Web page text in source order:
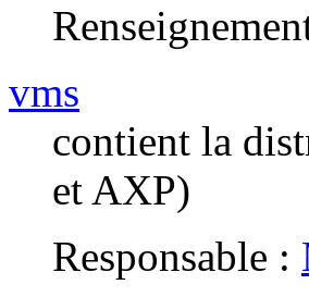
vms
contient la
et AXP)
Responsable :